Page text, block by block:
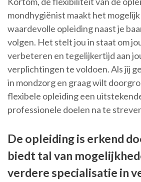
mondhygiënist maakt het mogelijk
waardevolle opleiding naast je
volgen. Het stelt jou in staat om
verbeteren en tegelijkertijd aan
verplichtingen te voldoen. Als jij
in mondzorg en graag wilt
flexibele opleiding een
professionele doelen na te
De opleiding is erkend
biedt tal van
verdere specialisatie in